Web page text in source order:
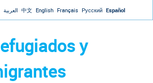
Jump to navigationالعربية 中文 English Français Русский Español
y